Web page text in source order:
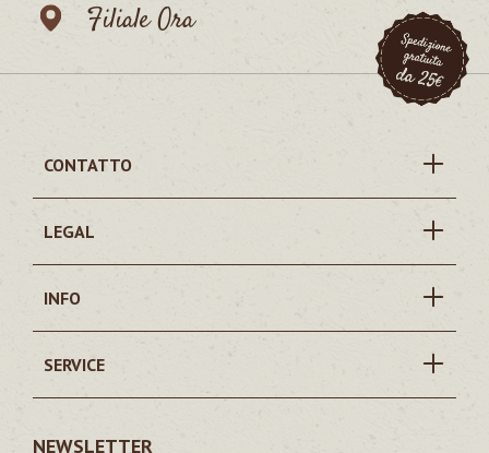
Filiale Ora
CONTATTO
LEGAL
INFO
SERVICE
NEWSLETTER